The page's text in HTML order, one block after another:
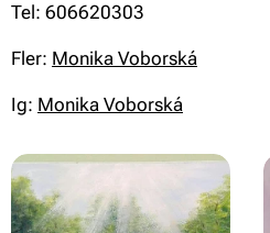
Tel: 606620303
Fler: Monika Voborská
Ig: Monika Voborská